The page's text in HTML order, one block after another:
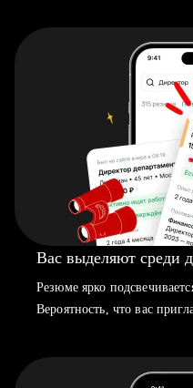
Вас выделяют среди
Резюме ярко
Вероятность, что вас